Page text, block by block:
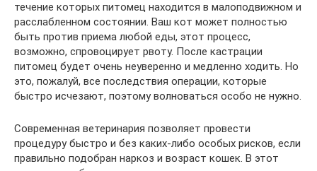
течение которых питомец находится в малоподвижном и
расслабленном состоянии. Ваш кот может полностью
быть против приема любой еды, этот процесс,
возможно, спровоцирует рвоту. После кастрации
питомец будет очень неуверенно и медленно ходить. Но
это, пожалуй, все последствия операции, которые
быстро исчезают, поэтому волноваться особо не нужно.
Современная ветеринария позволяет провести
процедуру быстро и без каких-либо особых рисков, если
правильно подобран наркоз и возраст кошек. В этот